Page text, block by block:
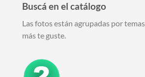
Buscá en el catálogo
Las fotos están agrupadas por
más te guste.